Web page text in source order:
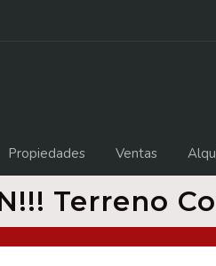
Propiedades Ventas
Terreno